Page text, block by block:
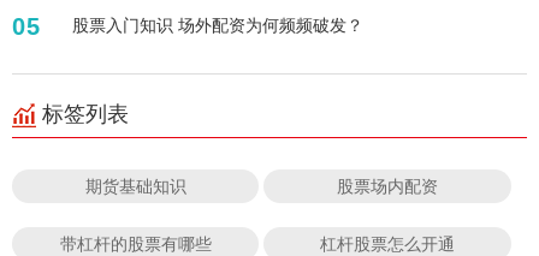
05 股票入门知识 场外配资为何频频破发？
标签列表
期货基础知识 股票场内配资
带杠杆的股票有哪些 杠杆股票怎么开通